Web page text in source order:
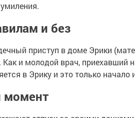
и без
приступ в доме Эрики
и молодой врач, приехавший
в Эрику и это только начало
момент